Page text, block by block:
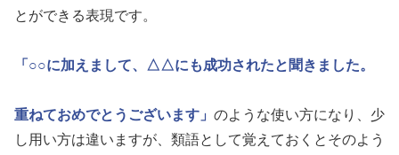
とができる表現です。
「○○に加えまして、△△にも成功されたと聞きました。
重ねておめでとうございます」 のような使い方になり、少
し用い方は違いますが、類語として覚えておくとそのよう